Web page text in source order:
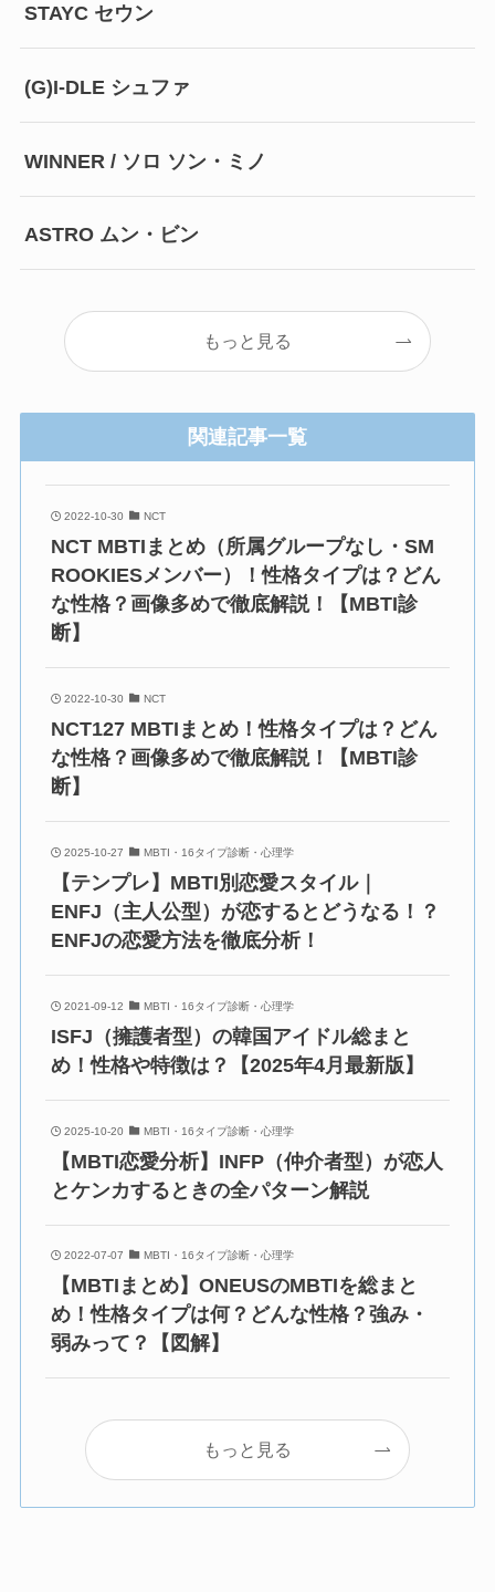
STAYC セウン
(G)I-DLE シュファ
WINNER / ソロ ソン・ミノ
ASTRO ムン・ビン
もっと見る
関連記事一覧
2022-10-30 NCT
NCT MBTIまとめ（所属グループなし・SM
ROOKIESメンバー）！性格タイプは？どん
な性格？画像多めで徹底解説！【MBTI診
断】
2022-10-30 NCT
NCT127 MBTIまとめ！性格タイプは？どん
な性格？画像多めで徹底解説！【MBTI診
断】
2025-10-27 MBTI・16タイプ診断・心理学
【テンプレ】MBTI別恋愛スタイル｜
ENFJ（主人公型）が恋するとどうなる！？
ENFJの恋愛方法を徹底分析！
2021-09-12 MBTI・16タイプ診断・心理学
ISFJ（擁護者型）の韓国アイドル総まと
め！性格や特徴は？【2025年4月最新版】
2025-10-20 MBTI・16タイプ診断・心理学
【MBTI恋愛分析】INFP（仲介者型）が恋人
とケンカするときの全パターン解説
2022-07-07 MBTI・16タイプ診断・心理学
【MBTIまとめ】ONEUSのMBTIを総まと
め！性格タイプは何？どんな性格？強み・
弱みって？【図解】
もっと見る